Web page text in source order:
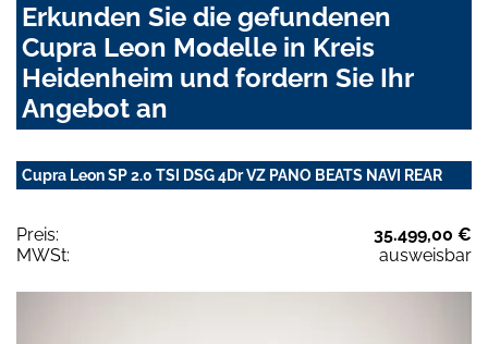
Erkunden Sie die gefundenen
Cupra Leon Modelle in Kreis
Heidenheim und fordern Sie Ihr
Angebot an
Cupra Leon SP 2.0 TSI DSG 4Dr VZ PANO BEATS NAVI REAR
Preis:
35.499,00 €
MWSt:
ausweisbar